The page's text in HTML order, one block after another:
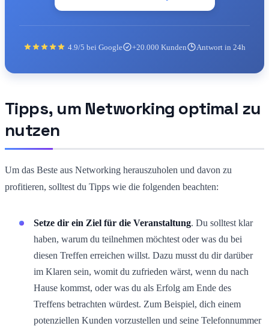
4.9/5 bei Google +20.000 Kunden Antwort in 24h
Tipps, um Networking optimal zu
nutzen
Um das Beste aus Networking herauszuholen und davon zu
profitieren, solltest du Tipps wie die folgenden beachten:
Setze dir ein Ziel für die Veranstaltung. Du solltest klar
haben, warum du teilnehmen möchtest oder was du bei
diesen Treffen erreichen willst. Dazu musst du dir darüber
im Klaren sein, womit du zufrieden wärst, wenn du nach
Hause kommst, oder was du als Erfolg am Ende des
Treffens betrachten würdest. Zum Beispiel, dich einem
potenziellen Kunden vorzustellen und seine Telefonnummer